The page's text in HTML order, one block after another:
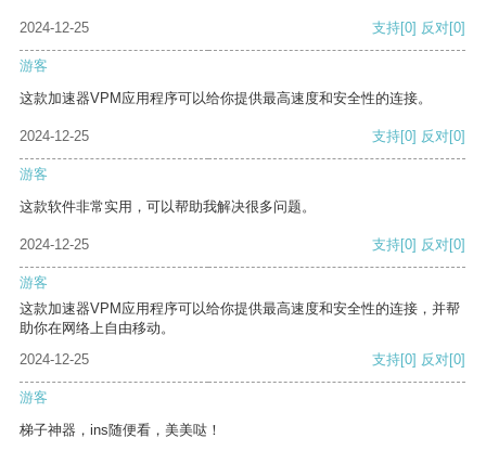
2024-12-25 支持[0] 反对[0]
游客
这款加速器VPM应用程序可以给你提供最高速度和安全性的连接。
2024-12-25 支持[0] 反对[0]
游客
这款软件非常实用，可以帮助我解决很多问题。
2024-12-25 支持[0] 反对[0]
游客
这款加速器VPM应用程序可以给你提供最高速度和安全性的连接，并帮
助你在网络上自由移动。
2024-12-25
支持[0] 反对[0]
游客
梯子神器，ins随便看，美美哒！